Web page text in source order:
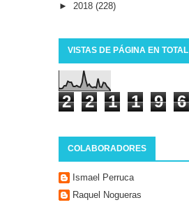
► 2018 (228)
VISTAS DE PÁGINA EN TOTAL
2 2 1 1 9 6
COLABORADORES
Ismael Perruca
Raquel Nogueras